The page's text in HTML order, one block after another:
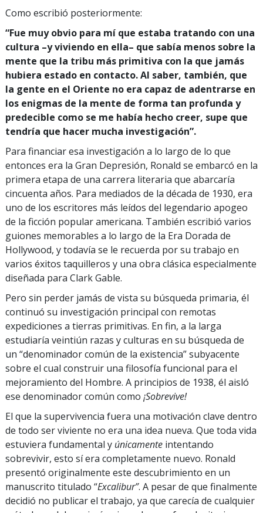
Como escribió posteriormente:
“Fue muy obvio para mí que estaba tratando con una
cultura –y viviendo en ella– que sabía menos sobre la
mente que la tribu más primitiva con la que jamás
hubiera estado en contacto. Al saber, también, que
la gente en el Oriente no era capaz de adentrarse en
los enigmas de la mente de forma tan profunda y
predecible como se me había hecho creer, supe que
tendría que hacer mucha investigación”.
Para financiar esa investigación a lo largo de lo que
entonces era la Gran Depresión, Ronald se embarcó en la
primera etapa de una carrera literaria que abarcaría
cincuenta años. Para mediados de la década de 1930, era
uno de los escritores más leídos del legendario apogeo
de la ficción popular americana. También escribió varios
guiones memorables a lo largo de la Era Dorada de
Hollywood, y todavía se le recuerda por su trabajo en
varios éxitos taquilleros y una obra clásica especialmente
diseñada para Clark Gable.
Pero sin perder jamás de vista su búsqueda primaria, él
continuó su investigación principal con remotas
expediciones a tierras primitivas. En fin, a la larga
estudiaría veintiún razas y culturas en su búsqueda de
un “denominador común de la existencia” subyacente
sobre el cual construir una filosofía funcional para el
mejoramiento del Hombre. A principios de 1938, él aisló
ese denominador común como ¡Sobrevive!
El que la supervivencia fuera una motivación clave dentro
de todo ser viviente no era una idea nueva. Que toda vida
estuviera fundamental y únicamente intentando
sobrevivir, esto sí era completamente nuevo. Ronald
presentó originalmente este descubrimiento en un
manuscrito titulado “Excalibur”. A pesar de que finalmente
decidió no publicar el trabajo, ya que carecía de cualquier